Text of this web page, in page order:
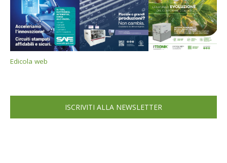
Edicola web
ISCRIVITI ALLA NEWSLETTER